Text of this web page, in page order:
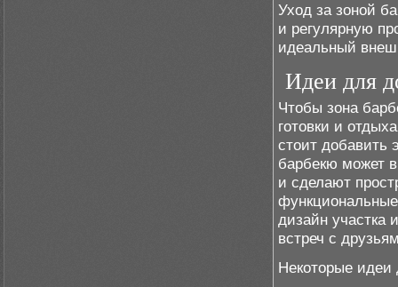
Уход за зоной
и регулярную
идеальный
Идеи для
Чтобы зона
готовки и
стоит добавить
барбекю может
и сделают
дизайн участка
встреч с
Некоторые